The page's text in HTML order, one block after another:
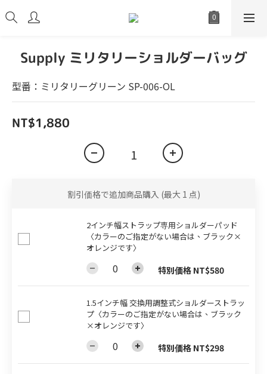
Supply ミリタリーショルダーバッグ
型番：ミリタリーグリーン SP-006-OL
NT$1,880
割引価格で追加商品購入 (最大 1 点)
2インチ幅ストラップ専用ショルダーパッド
〈カラーのご指定がない場合は、ブラック×
オレンジです〉
特別価格 NT$580
1.5インチ幅 交換用調整式ショルダーストラッ
プ〈カラーのご指定がない場合は、ブラック
×オレンジです〉
特別価格 NT$298